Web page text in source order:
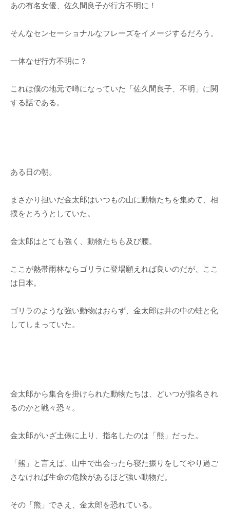
あの有名女優、佐久間良子が行方不明に！
そんなセンセーショナルなフレーズをイメージするだろう。
一体なぜ行方不明に？
これは僕の地元で噂になっていた「佐久間良子、不明」に関
する話である。
ある日の朝。
まさかり担いだ金太郎はいつもの山に動物たちを集めて、相
撲をとろうとしていた。
金太郎はとても強く、動物たちも及び腰。
ここが熱帯雨林ならゴリラに登場願えれば良いのだが、ここ
は日本。
ゴリラのような強い動物はおらず、金太郎は井の中の蛙と化
してしまっていた。
金太郎から集合を掛けられた動物たちは、どいつが指名され
るのかと戦々恐々。
金太郎がいざ土俵に上り、指名したのは「熊」だった。
「熊」と言えば、山中で出会ったら寝た振りをしてやり過ご
さなければ生命の危険があるほど強い動物だ。
その「熊」でさえ、金太郎を恐れている。